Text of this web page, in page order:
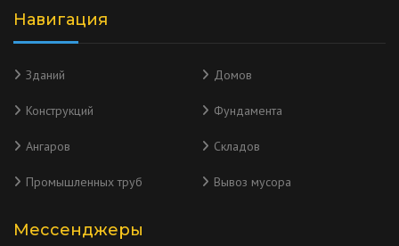
Навигация
Зданий Домов
Конструкций Фундамента
Ангаров Складов
Промышленных труб Вывоз мусора
Мессенджеры